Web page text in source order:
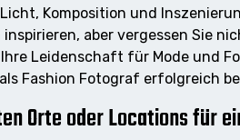
Komposition und
aber vergessen Sie
Leidenschaft für Mode und
Fashion Fotograf erfolgreich
Orte oder Locations für